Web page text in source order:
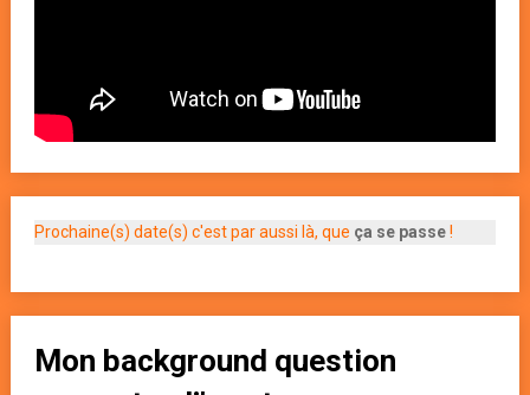
Prochaine(s) date(s) c'est par aussi là, que ça se passe!
Mon background question